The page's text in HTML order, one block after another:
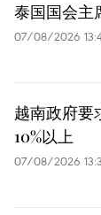
泰国国会主
07/08/2026
越南政府要
10%以上
07/08/2026